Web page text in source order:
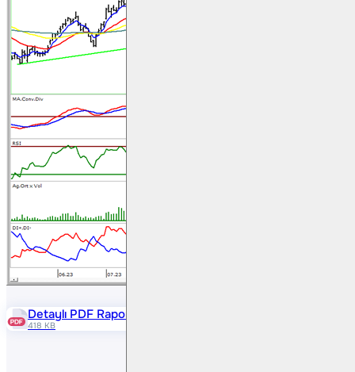
Detaylı PDF Raporu
418 KB